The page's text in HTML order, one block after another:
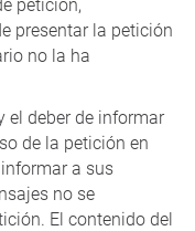
petición,
presentar la petición
no la ha
el deber de informar
de la petición en
a sus
no se
El contenido del